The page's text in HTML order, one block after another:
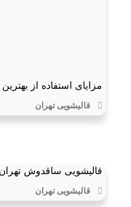
مزایای استفاده از
قالیشویی تهران
قالیشویی ساقدوش تهران
قالیشویی تهران